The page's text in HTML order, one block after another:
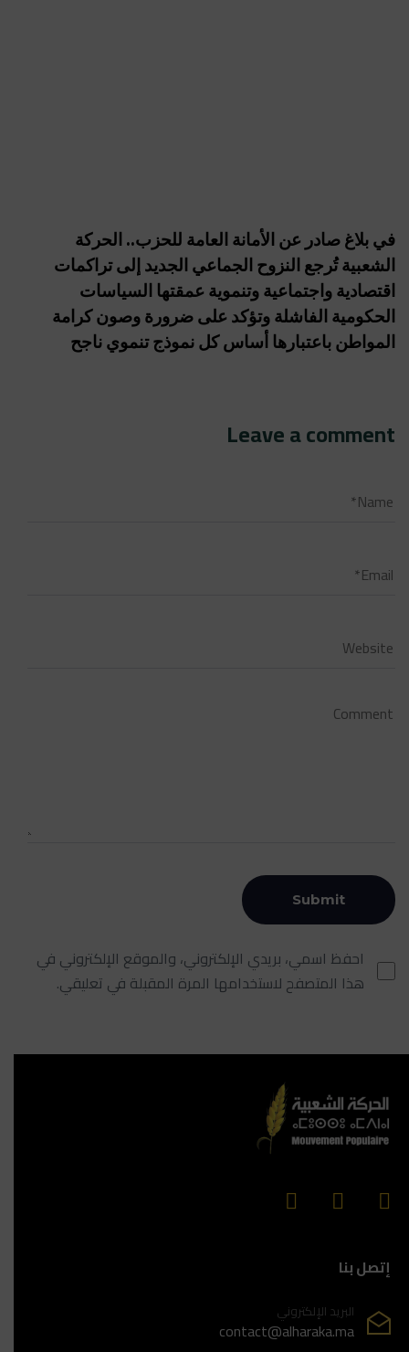
في بلاغ صادر عن الأمانة العامة للحزب.. الحركة
الشعبية تُرجع النزوح الجماعي الجديد إلى تراكمات
اقتصادية واجتماعية وتنموية عمقتها السياسات
الحكومية الفاشلة وتؤكد على ضرورة وصون كرامة
المواطن باعتبارها أساس كل نموذج تنموي ناجح
Leave a comment
احفظ اسمي، بريدي الإلكتروني، والموقع الإلكتروني في
هذا المتصفح لاستخدامها المرة المقبلة في تعليقي.
إتصل بنا
البريد الإلكتروني
contact@alharaka.ma